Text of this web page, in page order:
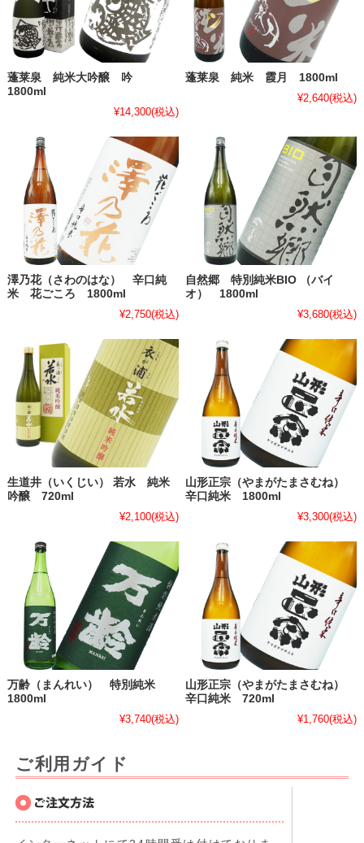
蓬莱泉 純米大吟醸 吟
1800ml
¥14,300(税込)
蓬莱泉 純米 霞月 1800ml
¥2,640(税込)
澤乃花（さわのはな） 辛口純
米 花ごころ 1800ml
¥2,750(税込)
自然郷 特別純米BIO （バイ
オ） 1800ml
¥3,680(税込)
生道井（いくじい） 若水 純米
吟醸 720ml
¥2,100(税込)
山形正宗（やまがたまさむね）
辛口純米 1800ml
¥3,300(税込)
万齢（まんれい） 特別純米
1800ml
¥3,740(税込)
山形正宗（やまがたまさむね）
辛口純米 720ml
¥1,760(税込)
ご利用ガイド